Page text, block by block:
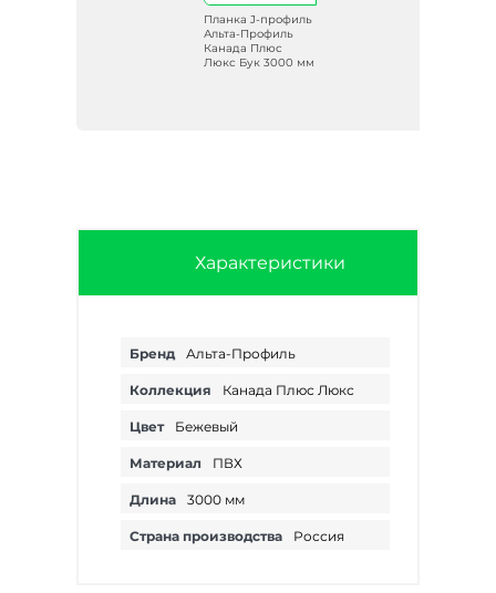
Планка J-профиль
Альта-Профиль
Канада Плюс
Люкс Бук 3000 мм
Характеристики
Бренд Альта-Профиль
Коллекция Канада Плюс Люкс
Цвет Бежевый
Материал ПВХ
Длина 3000 мм
Страна производства Россия